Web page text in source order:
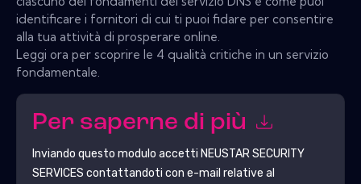
identificare i fornitori di cui ti puoi fidare per consentire
alla tua attività di prosperare online.
Leggi ora per scoprire le 4 qualità critiche in un servizio
fondamentale.
Per saperne di più
Inviando questo modulo accetti NEUSTAR SECURITY
SERVICES contattandoti con e-mail relative al